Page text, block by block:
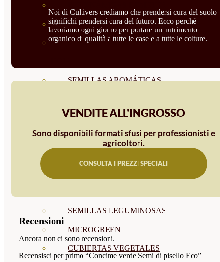
HORTALIZA FRUTO
SEMILLAS HORTALIZA DE
SEMILLAS AROMÁTICAS
SEMILLAS FLORES
COMESTIBLES
SEMILLAS LEGUMINOSAS
MICROGREEN
CUBIERTAS VEGETALES
Noi di Cultivers crediamo che prendersi cura del suolo
significhi prendersi cura del futuro. Ecco perché
lavoriamo ogni giorno per portare un nutrimento
organico di qualità a tutte le case e a tutte le colture.
VENDITE ALL'INGROSSO
Sono disponibili formati sfusi per professionisti e
agricoltori.
CONSULTA I PREZZI SPECIALI
Recensioni
Ancora non ci sono recensioni.
Recensisci per primo “Concime verde Semi di pisello Eco”